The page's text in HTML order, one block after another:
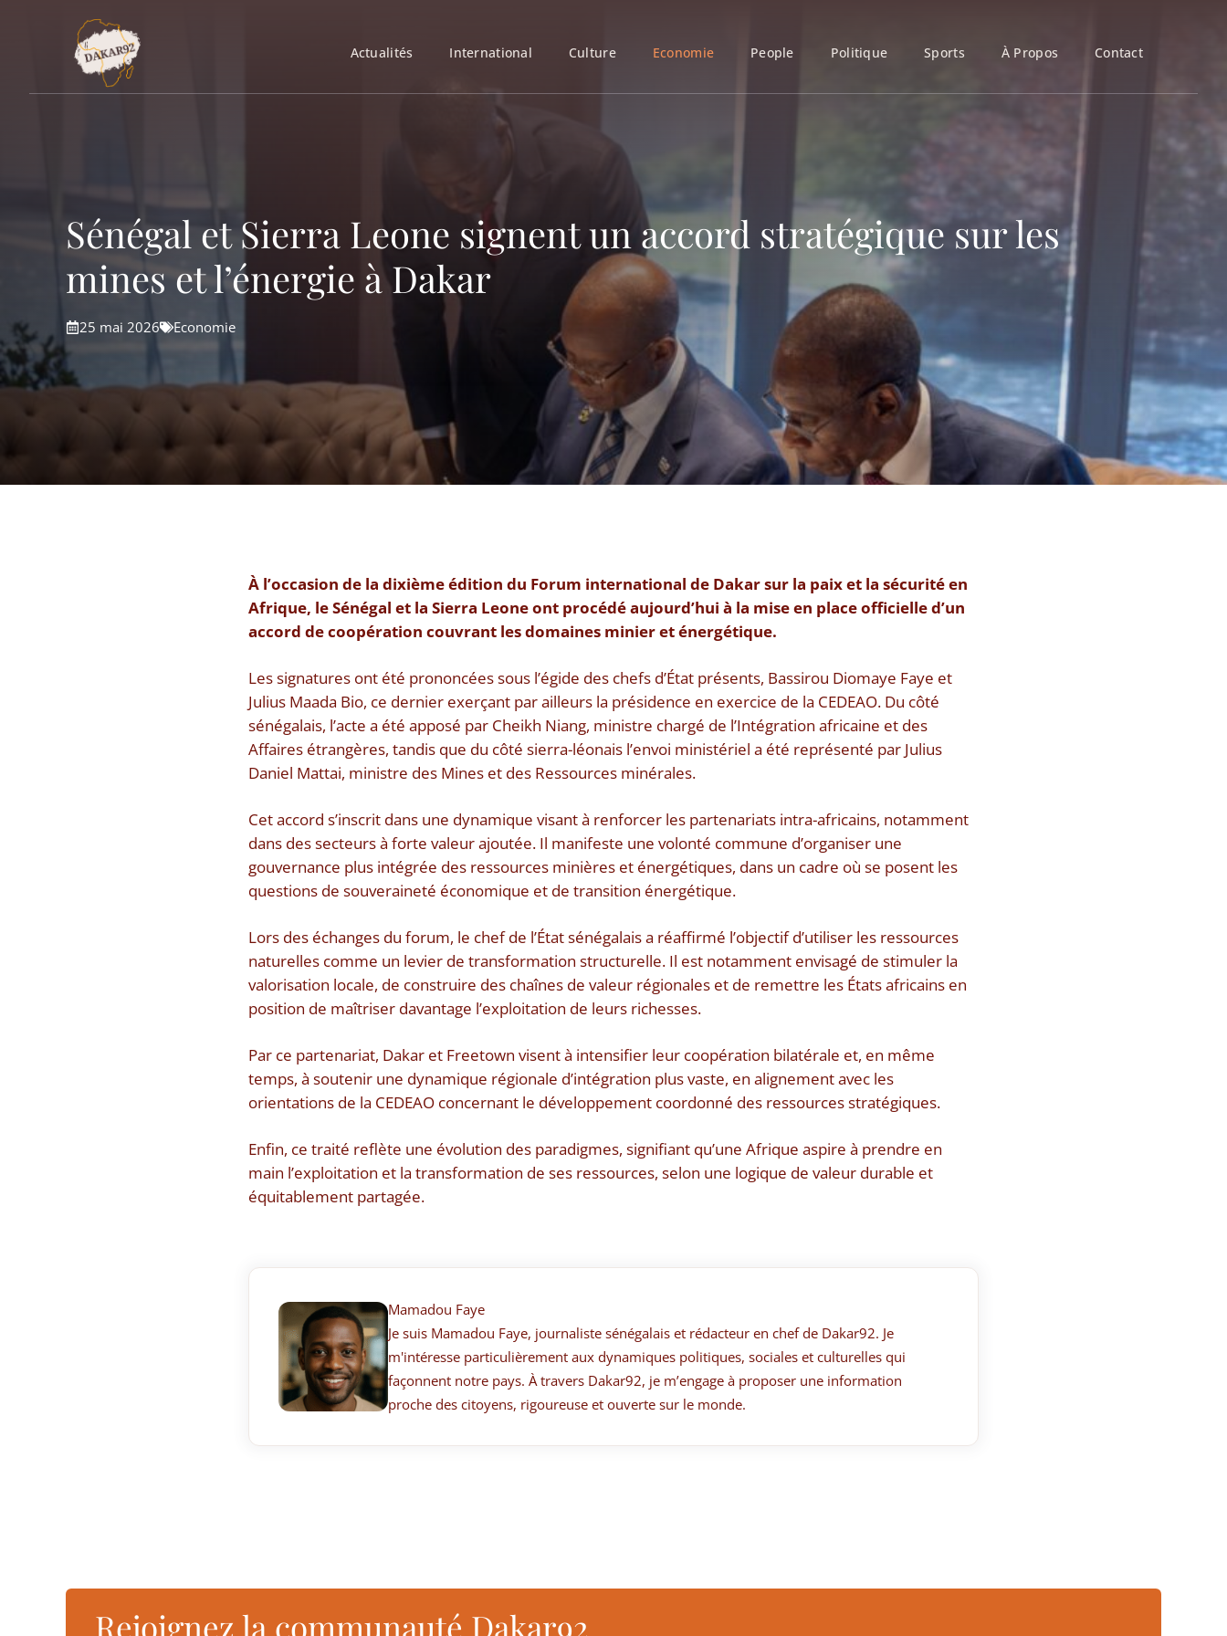
Actualités International Culture Economie People Politique Sports À Propos Contact
Sénégal et Sierra Leone signent un accord stratégique sur les
mines et l’énergie à Dakar
25 mai 2026 Economie
À l’occasion de la dixième édition du Forum international de Dakar sur la paix et la sécurité en
Afrique, le Sénégal et la Sierra Leone ont procédé aujourd’hui à la mise en place officielle d’un
accord de coopération couvrant les domaines minier et énergétique.
Les signatures ont été prononcées sous l’égide des chefs d’État présents, Bassirou Diomaye Faye et
Julius Maada Bio, ce dernier exerçant par ailleurs la présidence en exercice de la CEDEAO. Du côté
sénégalais, l’acte a été apposé par Cheikh Niang, ministre chargé de l’Intégration africaine et des
Affaires étrangères, tandis que du côté sierra-léonais l’envoi ministériel a été représenté par Julius
Daniel Mattai, ministre des Mines et des Ressources minérales.
Cet accord s’inscrit dans une dynamique visant à renforcer les partenariats intra-africains, notamment
dans des secteurs à forte valeur ajoutée. Il manifeste une volonté commune d’organiser une
gouvernance plus intégrée des ressources minières et énergétiques, dans un cadre où se posent les
questions de souveraineté économique et de transition énergétique.
Lors des échanges du forum, le chef de l’État sénégalais a réaffirmé l’objectif d’utiliser les ressources
naturelles comme un levier de transformation structurelle. Il est notamment envisagé de stimuler la
valorisation locale, de construire des chaînes de valeur régionales et de remettre les États africains en
position de maîtriser davantage l’exploitation de leurs richesses.
Par ce partenariat, Dakar et Freetown visent à intensifier leur coopération bilatérale et, en même
temps, à soutenir une dynamique régionale d’intégration plus vaste, en alignement avec les
orientations de la CEDEAO concernant le développement coordonné des ressources stratégiques.
Enfin, ce traité reflète une évolution des paradigmes, signifiant qu’une Afrique aspire à prendre en
main l’exploitation et la transformation de ses ressources, selon une logique de valeur durable et
équitablement partagée.
Mamadou Faye
Je suis Mamadou Faye, journaliste sénégalais et rédacteur en chef de Dakar92. Je
m'intéresse particulièrement aux dynamiques politiques, sociales et culturelles qui
façonnent notre pays. À travers Dakar92, je m’engage à proposer une information
proche des citoyens, rigoureuse et ouverte sur le monde.
Rejoignez la communauté Dakar92